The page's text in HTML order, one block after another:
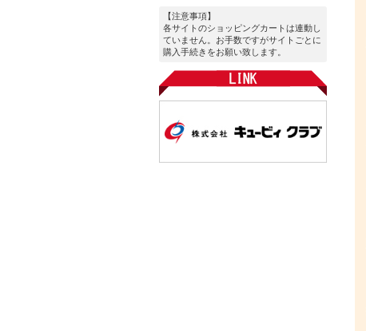
【注意事項】
各サイトのショッピングカートは連動し
ていません。お手数ですがサイトごとに
購入手続きをお願い致します。